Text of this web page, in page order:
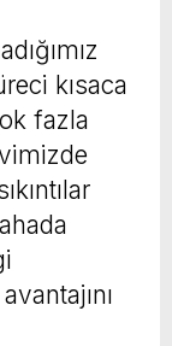
kısaca
fazla